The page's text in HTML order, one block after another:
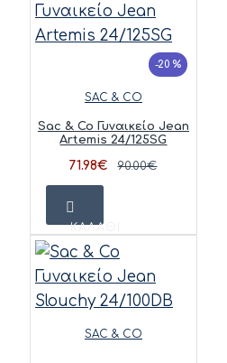
-20 %
SAC & CO
Sac & Co Γυναικείο Jean
Artemis 24/125SG
71.98€ 90.00€
ΚΑΛΆΘΙ
SAC & CO